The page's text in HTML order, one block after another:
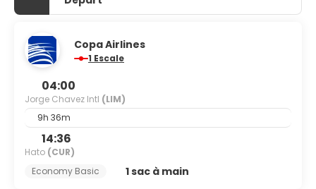
Copa Airlines
1 Escale
04:00
Jorge Chavez Intl (LIM)
9h 36m
14:36
Hato (CUR)
Economy Basic
1 sac à main